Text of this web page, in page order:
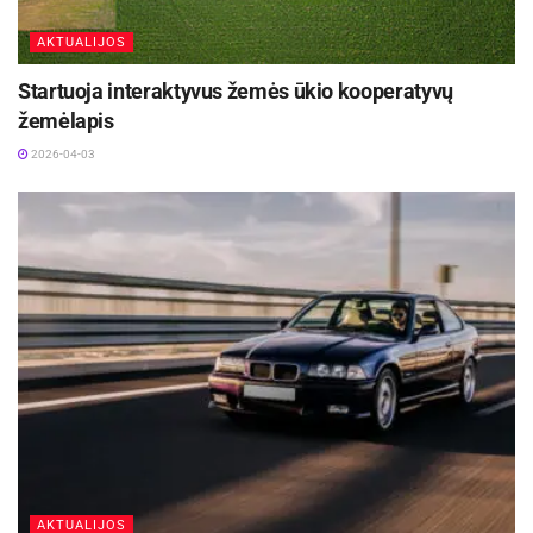
AKTUALIJOS
Startuoja interaktyvus žemės ūkio kooperatyvų
žemėlapis
2026-04-03
AKTUALIJOS